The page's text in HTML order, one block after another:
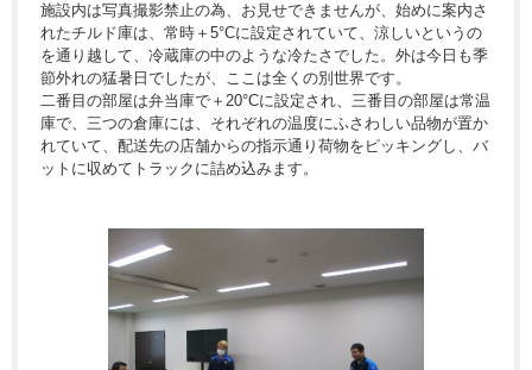
施設内は写真撮影禁止の為、お見せできませんが、始めに案内さ
れたチルド庫は、常時＋5°Cに設定されていて、涼しいというの
を通り越して、冷蔵庫の中のような冷たさでした。外は今日も季
節外れの猛暑日でしたが、ここは全くの別世界です。
二番目の部屋は弁当庫で＋20°Cに設定され、三番目の部屋は常温
庫で、三つの倉庫には、それぞれの温度にふさわしい品物が置か
れていて、配送先の店舗からの指示通り荷物をピッキングし、バ
ットに収めてトラックに詰め込みます。